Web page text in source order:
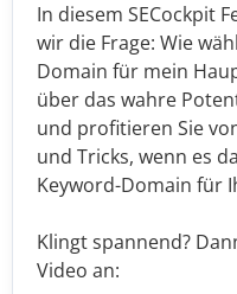
In diesem SECockpit
wir die Frage: Wie
Domain für mein
über das wahre
und profitieren Sie
und Tricks, wenn es
Keyword-Domain für
Klingt spannend?
Video an: